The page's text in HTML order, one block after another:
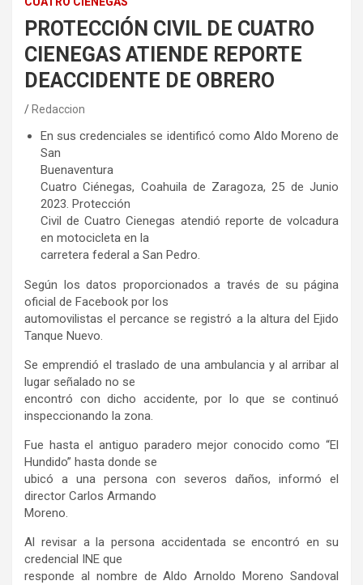
PROTECCIÓN CIVIL DE CUATRO
CIENEGAS ATIENDE REPORTE
DEACCIDENTE DE OBRERO
Redaccion
En sus credenciales se identificó como Aldo Moreno de
San
Buenaventura
Cuatro Ciénegas, Coahuila de Zaragoza, 25 de Junio
2023. Protección
Civil de Cuatro Cienegas atendió reporte de volcadura
en motocicleta en la
carretera federal a San Pedro.
Según los datos proporcionados a través de su página
oficial de Facebook por los
automovilistas el percance se registró a la altura del Ejido
Tanque Nuevo.
Se emprendió el traslado de una ambulancia y al arribar al
lugar señalado no se
encontró con dicho accidente, por lo que se continuó
inspeccionando la zona.
Fue hasta el antiguo paradero mejor conocido como “El
Hundido” hasta donde se
ubicó a una persona con severos daños, informó el
director Carlos Armando
Moreno.
Al revisar a la persona accidentada se encontró en su
credencial INE que
responde al nombre de Aldo Arnoldo Moreno Sandoval